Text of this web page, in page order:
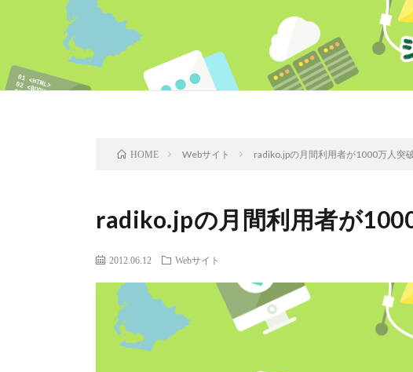
HOME Webサイト radiko.jpの月間利用者が1000万人突
radiko.jpの月間利用者が
2012.06.12 Webサイト